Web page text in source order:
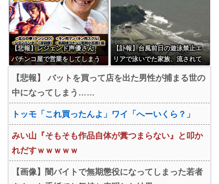
【悲報】レジェンド声優さん、
パチンコ屋で営業をしてしまう
【訃報】台風前日の遊泳禁止エ
リアで泳いでた家族、流されて
【悲報】 バットを買って店を出た男性が捕まる世の
中になってしまう……
トッモ「これ買ったんよ」ワイ「へーいくら？」
みい山『そもそも作品自体が糞つまらない』と叩か
れだすｗｗｗｗｗ
【画像】闇バイトで無期懲役になってしまった若者